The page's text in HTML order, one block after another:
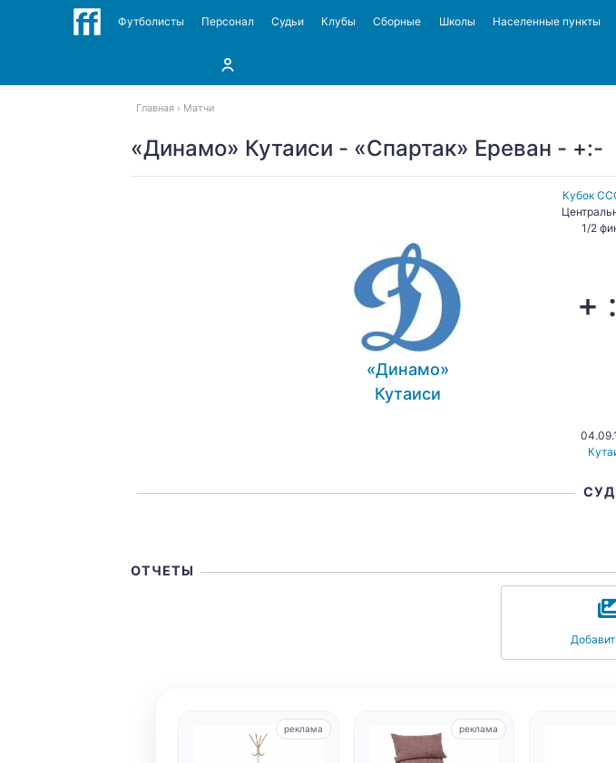
Футболисты Персонал Судьи Клубы Сборные Школы Населенные пункты
Главная Матчи
«Динамо» Кутаиси - «Спартак» Ереван - +:-
Кубок
1/2
«Динамо»
Кутаиси
+
ОТЧЕТЫ
реклама реклама